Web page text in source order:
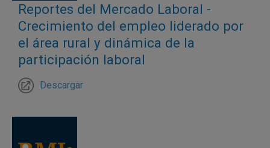
Reportes del Mercado Laboral -
Crecimiento del empleo liderado por
el área rural y dinámica de la
participación laboral
Descargar